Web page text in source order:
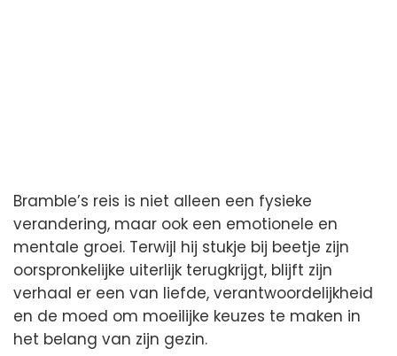
Bramble’s reis is niet alleen een fysieke
verandering, maar ook een emotionele en
mentale groei. Terwijl hij stukje bij beetje zijn
oorspronkelijke uiterlijk terugkrijgt, blijft zijn
verhaal er een van liefde, verantwoordelijkheid
en de moed om moeilijke keuzes te maken in
het belang van zijn gezin.